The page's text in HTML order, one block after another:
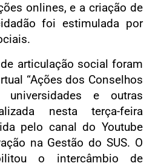
onlines, e a criação de
foi estimulada por
articulação social foram
“Ações dos Conselhos
e outras
nesta terça-feira
pelo canal do Youtube
na Gestão do SUS. O
o intercâmbio de